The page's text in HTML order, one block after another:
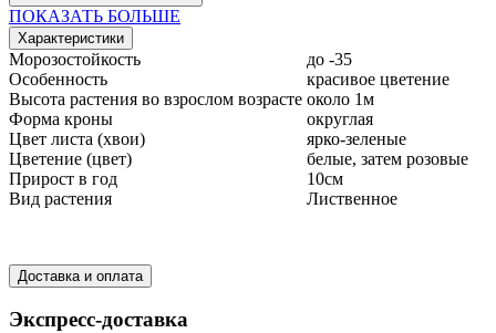
ПОКАЗАТЬ БОЛЬШЕ
Характеристики
Морозостойкость
до -35
Особенность
красивое цветение
Высота растения во взрослом возрасте около 1м
Форма кроны
округлая
Цвет листа (хвои)
ярко-зеленые
Цветение (цвет)
белые, затем розовые
Прирост в год
10см
Вид растения
Лиственное
Доставка и оплата
Экспресс-доставка